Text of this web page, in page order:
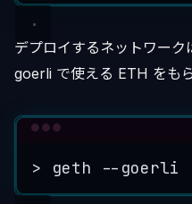
デプロイするネットワーク
goerli で使える ETH をもら
> geth --goerli